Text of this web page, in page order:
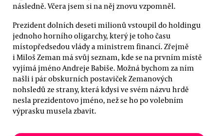
následně. Včera jsem si na něj znovu vzpomněl.
Prezident dolních deseti milionů vstoupil do holdingu
jednoho horního oligarchy, který je toho času
místopředsedou vlády a ministrem financí. Zřejmě
i Miloš Zeman má svůj seznam, kde se na prvním místě
vyjímá jméno Andreje Babiše. Možná bychom za ním
našli i pár obskurních postaviček Zemanových
nohsledů ze strany, která kdysi ve svém názvu hrdě
nesla prezidentovo jméno, než se ho po volebním
výprasku musela zbavit.